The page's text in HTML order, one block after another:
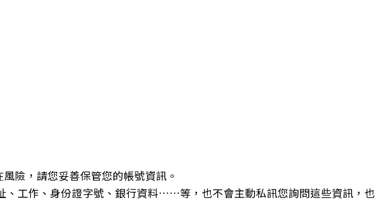
險，請您妥善保管您的帳號資訊。
、工作、身份證字號、銀行資料……等，也不會主動私訊您詢問這些資訊，也